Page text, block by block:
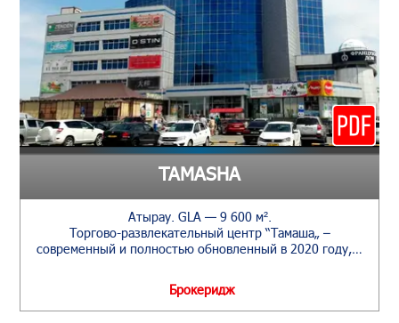
TAMASHА
Атырау. GLA — 9 600 м².
Торгово-развлекательный центр “Тамаша„ –
современный и полностью обновленный в 2020 году,…
Брокеридж